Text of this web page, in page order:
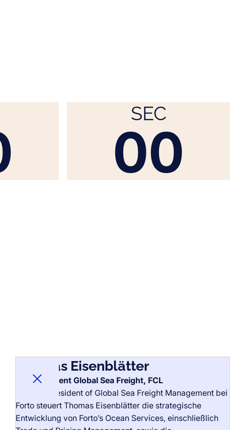
SEC
00
Thomas Eisenblätter
Vice President Global Sea Freight, FCL
Als Vice President of Global Sea Freight Management bei
Forto steuert Thomas Eisenblätter die strategische
Entwicklung von Forto’s Ocean Services, einschließlich
Bio schliessen